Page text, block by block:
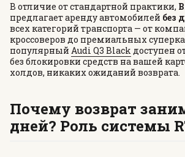
В отличие от стандартной практики,
предлагает аренду автомобилей без
всех категорий транспорта — от
кроссоверов до премиальных
популярный Audi Q3 Black доступен
без блокировки средств на вашей
холдов, никаких ожиданий возврата.
Почему возврат
дней? Роль системы